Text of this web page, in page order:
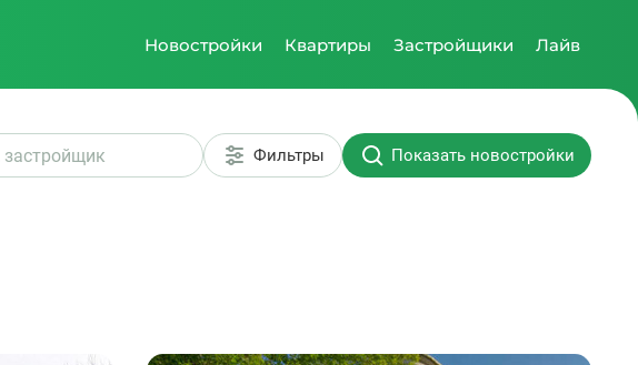
Новостройки Квартиры Застройщики Лайв
Фильтры Показать новостройки